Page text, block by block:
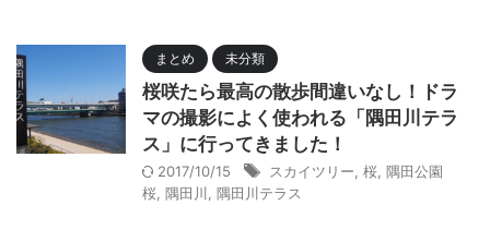
まとめ 未分類
桜咲たら最高の散歩間違いなし！ドラ
マの撮影によく使われる「隅田川テラ
ス」に行ってきました！
2017/10/15 スカイツリー 桜 隅田公園
桜 隅田川 隅田川テラス